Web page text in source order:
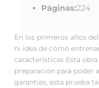
Páginas:224
En los primeros años
ni idea de cómo
características Esta
preparación para poder
garantías, esta prueba